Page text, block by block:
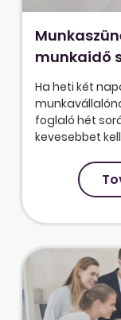
munkaidő
Ha heti két
foglaló hét
kevesebbet